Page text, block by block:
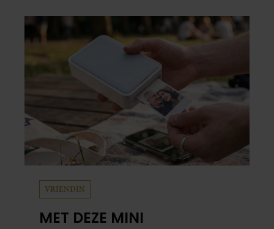
Leidsedwarsstraat roept een stortvloed aan
herinneringen op. Daar begon hun leven
samen en werd dochter Lola geboren.
VRIENDIN
MET DEZE MINI